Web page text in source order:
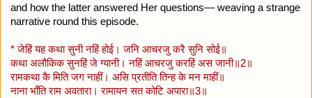
and how the latter answered Her questions— weaving a strange
narrative round this episode.
* जेहिं यह कथा सुनी नहिं होई। जनि आचरजु करै सुनि सोई॥
कथा अलौकिक सुनहिं जे ग्यानी। नहिं आचरजु करहिं अस जानी॥2॥
रामकथा कै मिति जग नाहीं। असि प्रतीति तिन्ह के मन माहीं॥
नाना भाँति राम अवतारा। रामायन सत कोटि अपारा॥3॥